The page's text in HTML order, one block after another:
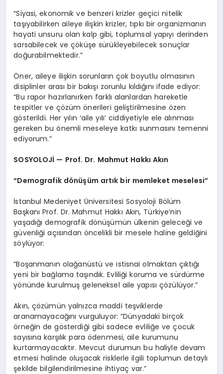
“Siyasi, ekonomik ve benzeri krizler geçici nitelik
taşıyabilirken aileye ilişkin krizler, tıpkı bir organizmanın
hayati unsuru olan kalp gibi, toplumsal yapıyı derinden
sarsabilecek ve çöküşe sürükleyebilecek sonuçlar
doğurabilmektedir.”
Öner, aileye ilişkin sorunların çok boyutlu olmasının
disiplinler arası bir bakışı zorunlu kıldığını ifade ediyor:
“Bu rapor hazırlanırken farklı alanlardan hareketle
tespitler ve çözüm önerileri geliştirilmesine özen
gösterildi. Her yılın ‘aile yılı’ ciddiyetiyle ele alınması
gereken bu önemli meseleye katkı sunmasını temenni
ediyorum.”
SOSYOLOJİ — Prof. Dr. Mahmut Hakkı Akın
“Demografik dönüşüm artık bir memleket meselesi”
İstanbul Medeniyet Üniversitesi Sosyoloji Bölüm
Başkanı Prof. Dr. Mahmut Hakkı Akın, Türkiye’nin
yaşadığı demografik dönüşümün ülkenin geleceği ve
güvenliği açısından öncelikli bir mesele haline geldiğini
söylüyor:
“Boşanmanın olağanüstü ve istisnai olmaktan çıktığı
yeni bir bağlama taşındık. Evliliği koruma ve sürdürme
yönünde kurulmuş geleneksel aile yapısı çözülüyor.”
Akın, çözümün yalnızca maddi teşviklerde
aranamayacağını vurguluyor: “Dünyadaki birçok
örneğin de gösterdiği gibi sadece evliliğe ve çocuk
sayısına karşılık para ödenmesi, aile kurumunu
kurtarmayacaktır. Mevcut durumun bu haliyle devam
etmesi halinde oluşacak risklerle ilgili toplumun detaylı
şekilde bilgilendirilmesine ihtiyaç var.”